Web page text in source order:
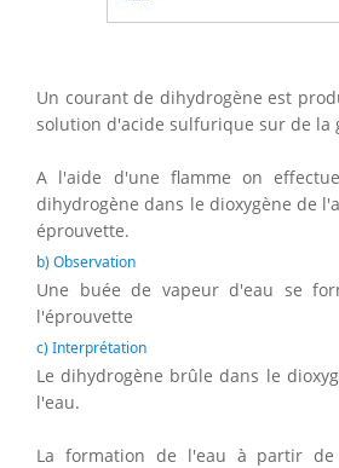
Un courant de dihydrogène est
solution d'acide sulfurique sur de la
A l'aide d'une flamme on
dihydrogène dans le dioxygène de
éprouvette.
b) Observation
Une buée de vapeur d'eau se
l'éprouvette
c) Interprétation
Le dihydrogène brûle dans le
l'eau.
La formation de l'eau à partir